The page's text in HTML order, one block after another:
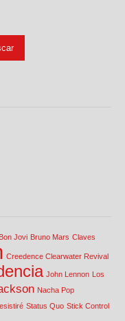
Bon Jovi Bruno Mars Claves
Creedence Clearwater Revival
John Lennon Los
Nacha Pop
Status Quo Stick Control